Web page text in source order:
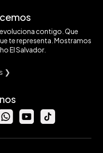
contigo. Que
te representa. Mostramos
El Salvador.
❯